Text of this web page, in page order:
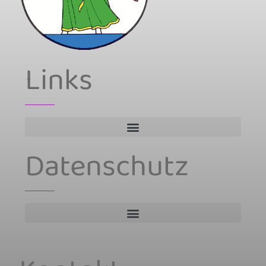
Links
Datenschutz